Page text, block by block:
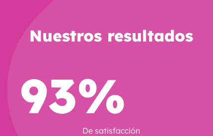
Nuestros resultados
93%
De satisfacción